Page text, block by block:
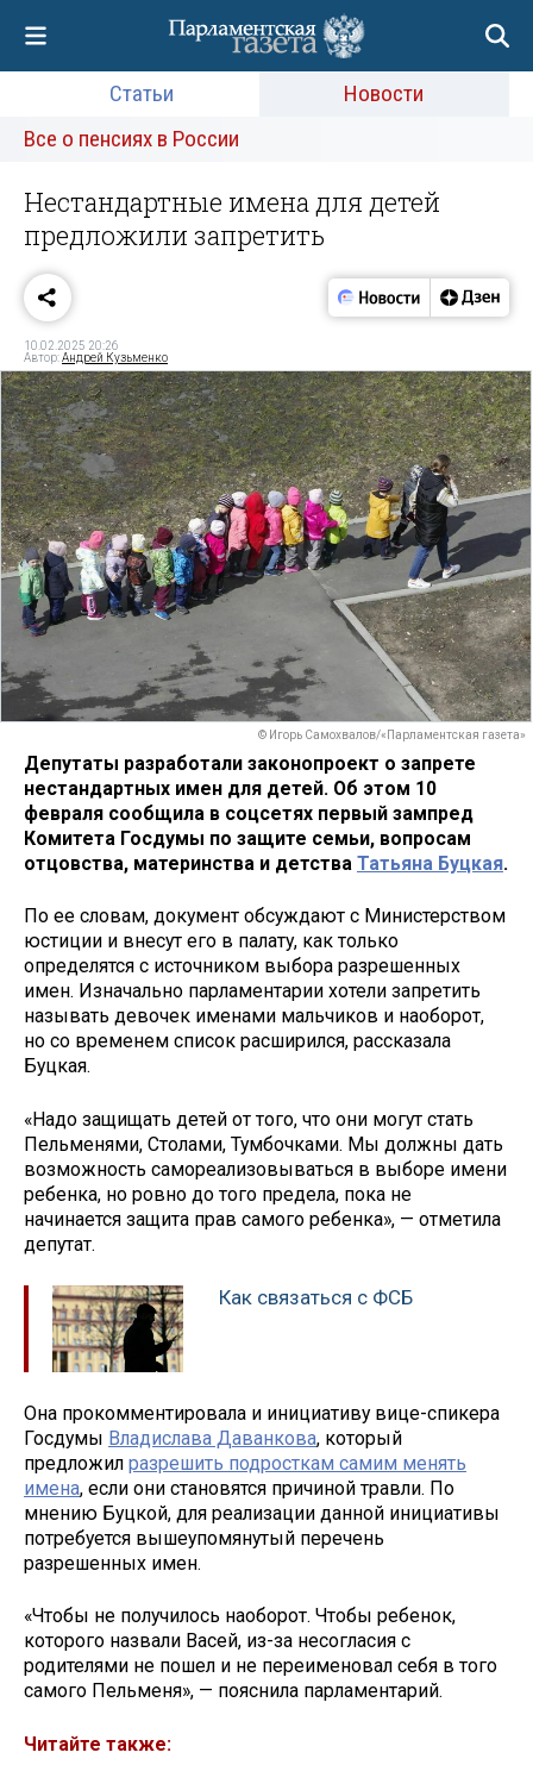
Статьи
Новости
Все о пенсиях в России
Нестандартные имена для детей
предложили запретить
10.02.2025 20:26
Автор:Андрей Кузьменко
© Игорь Самохвалов/«Парламентская газета»
Депутаты разработали законопроект о запрете
нестандартных имен для детей. Об этом 10
февраля сообщила в соцсетях первый зампред
Комитета Госдумы по защите семьи, вопросам
отцовства, материнства и детства Татьяна Буцкая.
По ее словам, документ обсуждают с Министерством
юстиции и внесут его в палату, как только
определятся с источником выбора разрешенных
имен. Изначально парламентарии хотели запретить
называть девочек именами мальчиков и наоборот,
но со временем список расширился, рассказала
Буцкая.
«Надо защищать детей от того, что они могут стать
Пельменями, Столами, Тумбочками. Мы должны дать
возможность самореализовываться в выборе имени
ребенка, но ровно до того предела, пока не
начинается защита прав самого ребенка», — отметила
депутат.
Как связаться с ФСБ
Она прокомментировала и инициативу вице-спикера
Госдумы Владислава Даванкова, который
предложил разрешить подросткам самим менять
имена, если они становятся причиной травли. По
мнению Буцкой, для реализации данной инициативы
потребуется вышеупомянутый перечень
разрешенных имен.
«Чтобы не получилось наоборот. Чтобы ребенок,
которого назвали Васей, из-за несогласия с
родителями не пошел и не переименовал себя в того
самого Пельменя», — пояснила парламентарий.
Читайте также: